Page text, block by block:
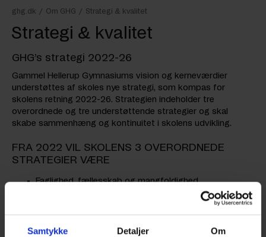
Samtykke Detaljer Om
ghg.dk / Om GHG / Strategi & kvalitet
Strategi & kvalitet
GHG’s strategi 2022-26
Gammel Hellerup Gymnasiums vision og kerneværdier
understøttes af skoles nye strategi, som kompas for
skolens retning 2022-26. Strategien indeholder tre
overordnede og tre understøttende strategier og skal
skabe sammenhæng og kontinuitet i skolens udvikling.
FRA 2022 VIL SKOLENS 3 OVERORDNEDE
STRATEGIER VÆRE
Faglighed, fællesskab og mangfoldighed